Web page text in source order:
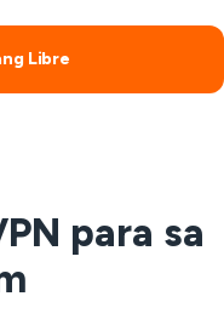
Libre
para sa